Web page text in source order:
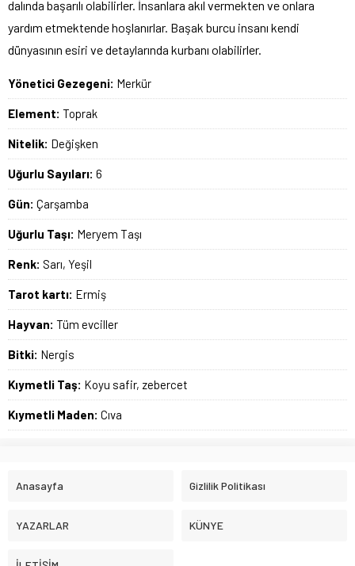
dalında başarılı olabilirler. İnsanlara akıl vermekten ve onlara
yardım etmektende hoşlanırlar. Başak burcu insanı kendi
dünyasının esiri ve detaylarında kurbanı olabilirler.
Yönetici Gezegeni: Merkür
Element: Toprak
Nitelik: Değişken
Uğurlu Sayıları: 6
Gün: Çarşamba
Uğurlu Taşı: Meryem Taşı
Renk: Sarı, Yeşil
Tarot kartı: Ermiş
Hayvan: Tüm evciller
Bitki: Nergis
Kıymetli Taş: Koyu safir, zebercet
Kıymetli Maden: Cıva
Anasayfa Gizlilik Politikası
YAZARLAR KÜNYE